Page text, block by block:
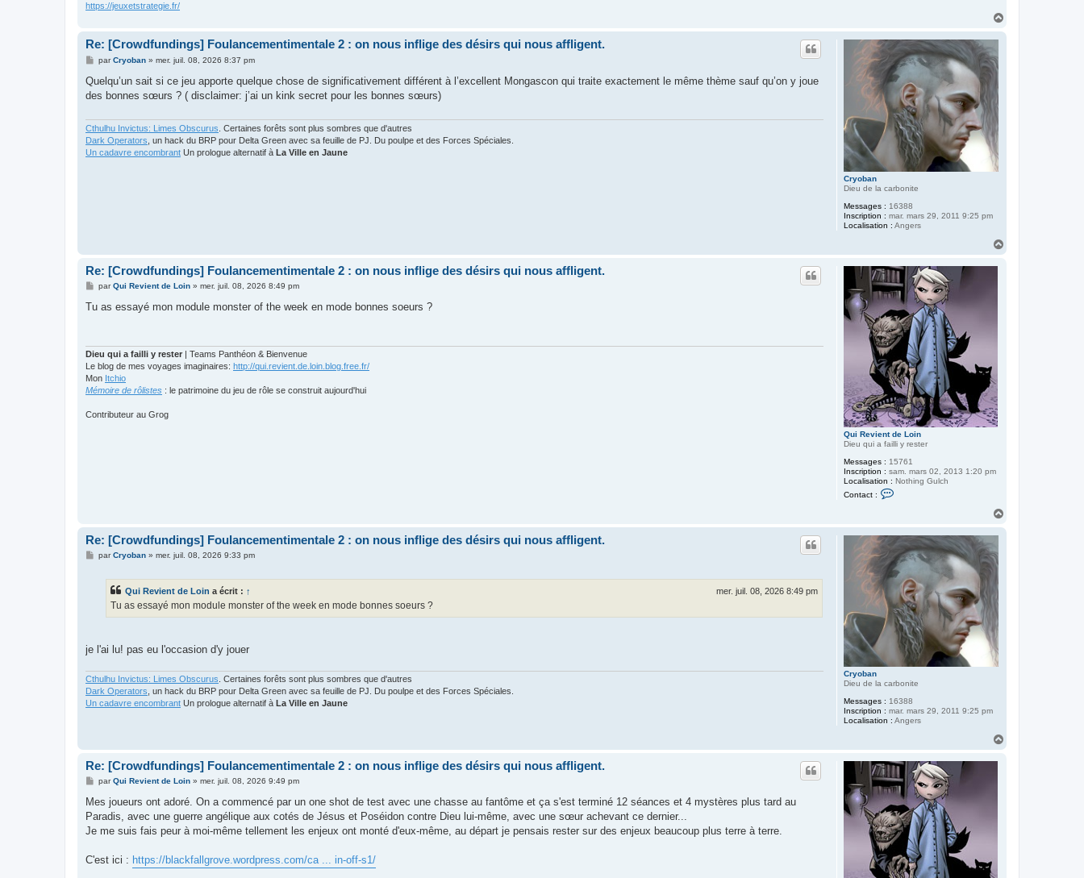
https://jeuxetstrategie.fr/
Cryoban
Dieu de la carbonite
Messages : 16388
Inscription : mar. mars 29, 2011 9:25 pm
Localisation : Angers
Re: [Crowdfundings] Foulancementimentale 2 : on nous inflige des désirs qui nous affligent.
M
s
a
parCryoban» mer. juil. 08, 2026 8:37 pm
Quelqu’un sait si ce jeu apporte quelque chose de significativement différent à l’excellent Mongascon qui traite exactement le même thème sauf qu’on y joue
des bonnes sœurs ? ( disclaimer: j’ai un kink secret pour les bonnes sœurs)
Cthulhu Invictus: Limes Obscurus . Certaines forêts sont plus sombres que d'autres
Dark Operators , un hack du BRP pour Delta Green avec sa feuille de PJ. Du poulpe et des Forces Spéciales.
Un cadavre encombrant Un prologue alternatif à La Ville en Jaune
Qui Revient de Loin
Dieu qui a failli y rester
Messages : 15761
Inscription : sam. mars 02, 2013 1:20 pm
Localisation : Nothing Gulch
Contact :
a
c
t
e
r
Q
u
R
e
v
i
e
n
e
o
i
n
Re: [Crowdfundings] Foulancementimentale 2 : on nous inflige des désirs qui nous affligent.
M
s
parQui Revient de Loin» mer. juil. 08, 2026 8:49 pm
Tu as essayé mon module monster of the week en mode bonnes soeurs ?
Dieu qui a failli y rester | Teams Panthéon & Bienvenue
Le blog de mes voyages imaginaires: http://qui.revient.de.loin.blog.free.fr/
Mon Itchio
Mémoire de rôlistes : le patrimoine du jeu de rôle se construit aujourd'hui
Contributeur au Grog
Cryoban
Dieu de la carbonite
Messages : 16388
Inscription : mar. mars 29, 2011 9:25 pm
Localisation : Angers
Re: [Crowdfundings] Foulancementimentale 2 : on nous inflige des désirs qui nous affligent.
MparCryoban» mer. juil. 08, 2026 9:33 pm
Qui Revient de Loin a écrit : ↑ mer. juil. 08, 2026 8:49 pm
Tu as essayé mon module monster of the week en mode bonnes soeurs ?
je l'ai lu! pas eu l'occasion d'y jouer
Cthulhu Invictus: Limes Obscurus. Certaines forêts sont plus sombres que d'autres
Dark Operators, un hack du BRP pour Delta Green avec sa feuille de PJ. Du poulpe et des Forces Spéciales.
Un cadavre encombrant Un prologue alternatif à La Ville en Jaune
Re: [Crowdfundings] Foulancementimentale 2 : on nous inflige des désirs qui nous affligent.
M
s
a
g
parQui Revient de Loin» mer. juil. 08, 2026 9:49 pm
Mes joueurs ont adoré. On a commencé par un one shot de test avec une chasse au fantôme et ça s'est terminé 12 séances et 4 mystères plus tard au
Paradis, avec une guerre angélique aux cotés de Jésus et Poséidon contre Dieu lui-même, avec une sœur achevant ce dernier...
Je me suis fais peur à moi-même tellement les enjeux ont monté d'eux-même, au départ je pensais rester sur des enjeux beaucoup plus terre à terre.
C'est ici : https://blackfallgrove.wordpress.com/ca ... in-off-s1/